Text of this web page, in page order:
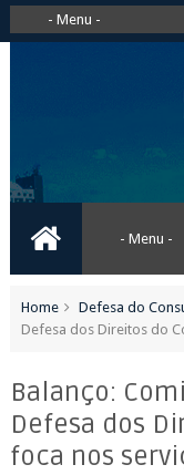
Home Defesa do
Defesa dos Direitos do
Balanço:
Defesa dos
foca nos